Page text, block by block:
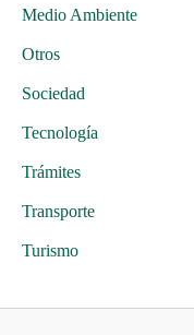
Medio Ambiente
Otros
Sociedad
Tecnología
Trámites
Transporte
Turismo